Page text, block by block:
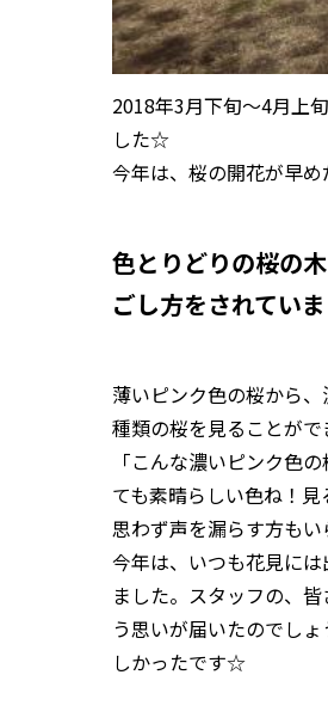
2018年3月下旬～4月上
した☆
今年は、桜の開花が早
色とりどりの桜の
ごし方をされてい
薄いピンク色の桜から
種類の桜を見ることが
「こんな濃いピンク色
ても素晴らしい色ね！
思わず声を漏らす方も
今年は、いつも花見に
ました。スタッフの、
う思いが届いたのでし
しかったです☆